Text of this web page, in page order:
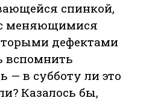
спинкой,
меняющимися
дефектами
вспомнить
— в субботу ли это
Казалось бы,